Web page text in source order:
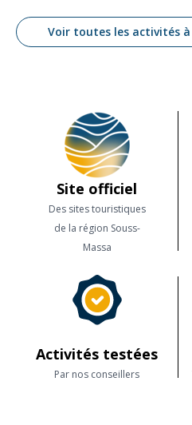
Voir toutes les activités à
Site officiel
Des sites touristiques
de la région Souss-
Massa
Activités testées
Par nos conseillers